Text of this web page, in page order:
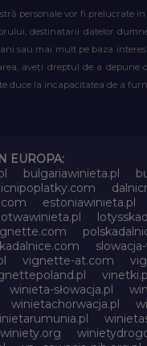
personale vor fi prelucrate
destinatarii datelor
sau mai mult pe baza
aveți dreptul de a
duce la incapacitatea de a
EUROPA:
bulgariawinieta.pl
estoniawinieta.pl
lotwawinieta.pl
vignette-at.com
winieta-słowacja.pl
winietachorwacja.pl
winiety.org